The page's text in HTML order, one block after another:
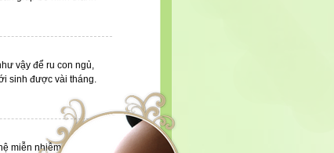
vậy để ru con ngủ,
sinh được vài tháng.
miễn nhiễm cũng như